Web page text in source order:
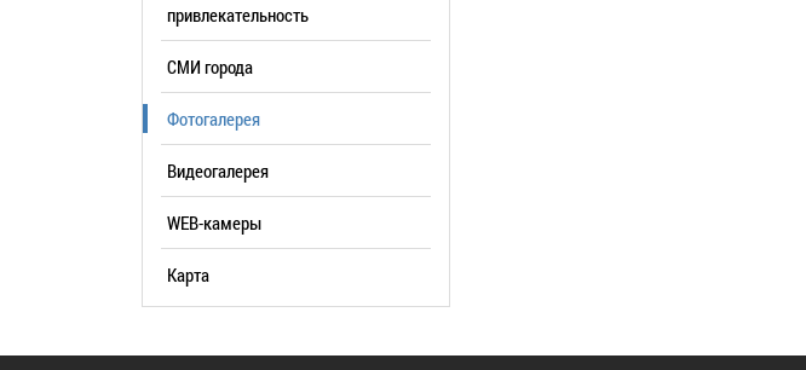
привлекательность
СМИ города
Фотогалерея
Видеогалерея
WEB-камеры
Карта